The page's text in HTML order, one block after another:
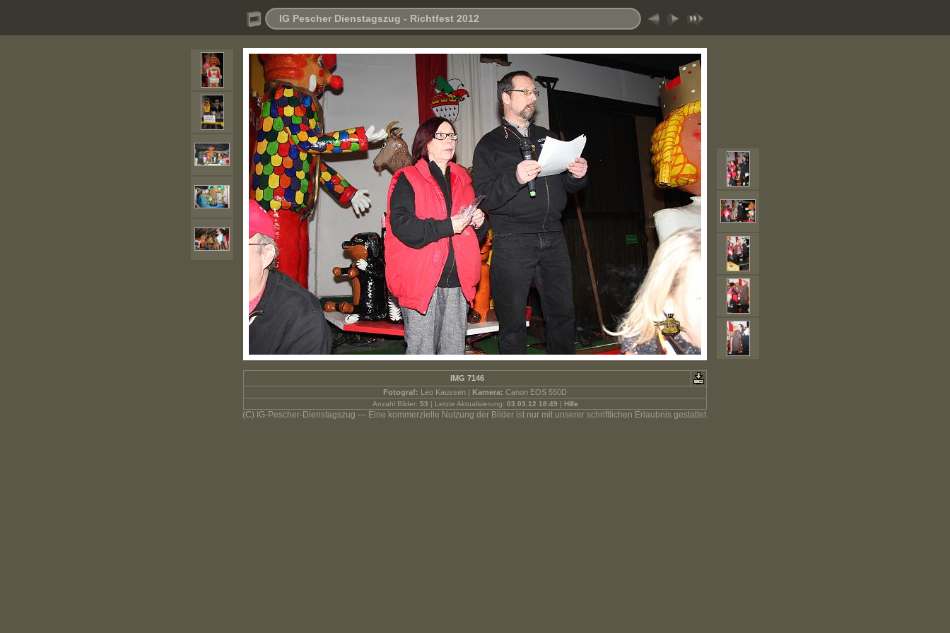
IG Pescher Dienstagszug - Richtfest 2012
IMG 7146
Fotograf: Leo Kaussen | Kamera: Canon EOS 550D
Anzahl Bilder: 53 | Letzte Aktualisierung: 03.03.12 18:49 | Hilfe
(C) IG-Pescher-Dienstagszug --- Eine kommerzielle Nutzung der Bilder ist nur mit unserer schriftlichen Erlaubnis gestattet.